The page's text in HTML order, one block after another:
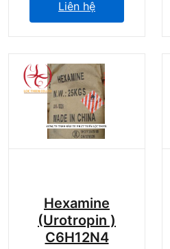
Liên hệ
Hexamine
(Urotropin )
C6H12N4